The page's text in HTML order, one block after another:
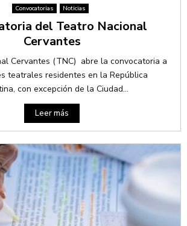
Convocatorias Noticias
del Teatro Nacional
Cervantes
Cervantes (TNC) abre la convocatoria a
teatrales residentes en la República
con excepción de la Ciudad...
Leer más